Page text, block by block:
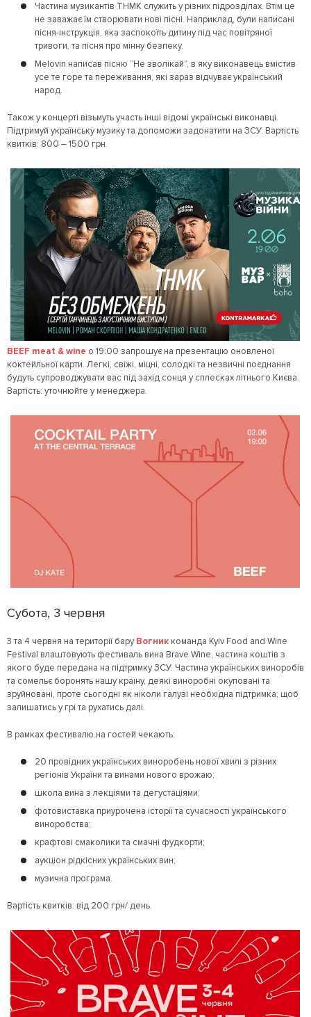
Частина музикантів ТНМК служить у різних підрозділах. Втім це
не заважає їм створювати нові пісні. Наприклад, були написані
пісня-інструкція, яка заспокоїть дитину під час повітряної
тривоги, та пісня про мінну безпеку.
Melovin написав пісню “Не зволікай”, в яку виконавець вмістив
усе те горе та переживання, які зараз відчуває український
народ.
Також у концерті візьмуть участь інші відомі українські виконавці.
Підтримуй українську музику та допоможи задонатити на ЗСУ. Вартість
квитків: 800 – 1500 грн.
BEEF meat & wine о 19:00 запрошує на презентацію оновленої
коктейльної карти. Легкі, свіжі, міцні, солодкі та незвичні поєднання
будуть супроводжувати вас під захід сонця у сплесках літнього Києва.
Вартість: уточнюйте у менеджера.
Субота, 3 червня
3 та 4 червня на території баруВогник команда Kyiv Food and Wine
Festival влаштовують фестиваль вина Brave Wine, частина коштів з
якого буде передана на підтримку ЗСУ. Частина українських виноробів
та сомельє боронять нашу країну, деякі виноробні окуповані та
зруйновані, проте сьогодні як ніколи галузі необхідна підтримка, щоб
залишатись у грі та рухатись далі.
В рамках фестивалю на гостей чекають:
20 провідних українських виноробень нової хвилі з різних
регіонів України та винами нового врожаю;
школа вина з лекціями та дегустаціями;
фотовиставка приурочена історії та сучасності українського
виноробства;
крафтові смаколики та смачні фудкорти;
аукціон рідкісних українських вин;
музична програма.
Вартість квитків: від 200 грн/ день.